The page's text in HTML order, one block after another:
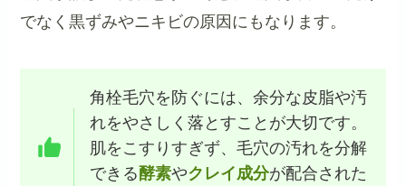
でなく黒ずみやニキビの原因にもなります。
角栓毛穴を防ぐには、余分な皮脂や汚
れをやさしく落とすことが大切です。
肌をこすりすぎず、毛穴の汚れを分解
できる酵素やクレイ成分が配合された